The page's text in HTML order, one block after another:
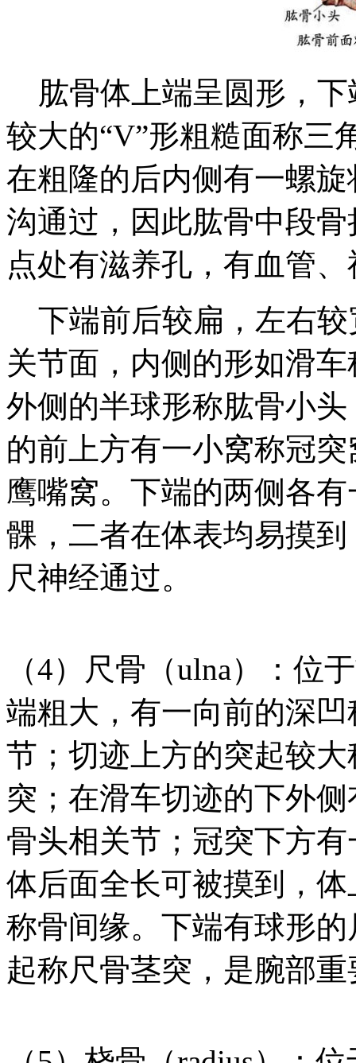
肱骨体上端呈圆形，下
较大的“V”形粗糙面称三
在粗隆的后内侧有一螺
沟通过，因此肱骨中段
点处有滋养孔，有血管
下端前后较扁，左右较
关节面，内侧的形如滑
外侧的半球形称肱骨小
的前上方有一小窝称冠
鹰嘴窝。下端的两侧各
髁，二者在体表均易摸
尺神经通过。
（4）尺骨（ulna）：位
端粗大，有一向前的深
节；切迹上方的突起较
突；在滑车切迹的下外
骨头相关节；冠突下方
体后面全长可被摸到，
称骨间缘。下端有球形
起称尺骨茎突，是腕部